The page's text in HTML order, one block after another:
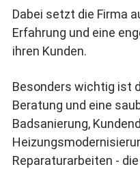
Dabei setzt die Firma
Erfahrung und eine
ihren Kunden.
Besonders wichtig ist
Beratung und eine
Badsanierung,
Reparaturarbeiten -